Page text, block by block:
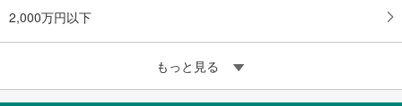
2,000万円以下
もっと見る